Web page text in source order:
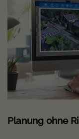
Batteriespeicher,
dynamische
und eine saubere
Smart Meter (bei
die passende
Wichtiger Hinweis:
Lieferumfang
Installation &
Planung ohne